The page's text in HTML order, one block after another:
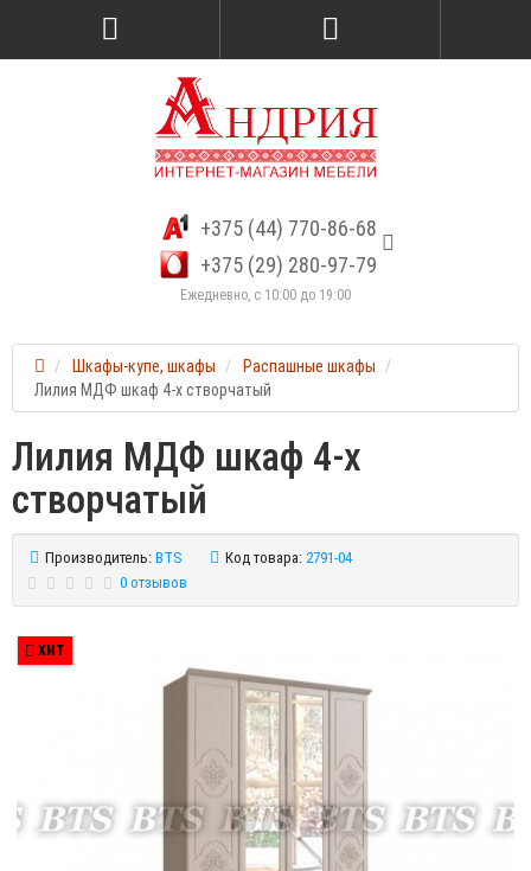
+375 (44) 770-86-68
+375 (29) 280-97-79
Ежедневно, с 10:00 до 19:00
Шкафы-купе, шкафы
Распашные шкафы
Лилия МДФ шкаф 4-х створчатый
Лилия МДФ шкаф 4-х
створчатый
Производитель: BTS Код товара: 2791-04
0 отзывов
ХИТ